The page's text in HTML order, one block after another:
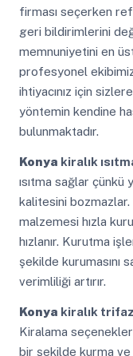
firması seçerken
geri bildirimlerini
memnuniyetini en
profesyonel
ihtiyacınız için
yöntemin kendine
bulunmaktadır.
Konya kiralık
ısıtma sağlar çünkü
kalitesini bozmazlar.
malzemesi hızla
hızlanır. Kurutma
şekilde kurumasını
verimliliği artırır.
Konya kiralık
Kiralama
bir şekilde kurma ve